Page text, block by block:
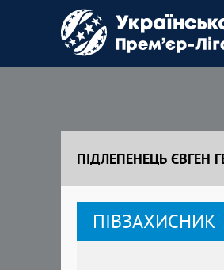
Зоря
Полісся
ПІДЛЕПЕНЕЦЬ ЄВГЕН
ПІВЗАХИСНИК